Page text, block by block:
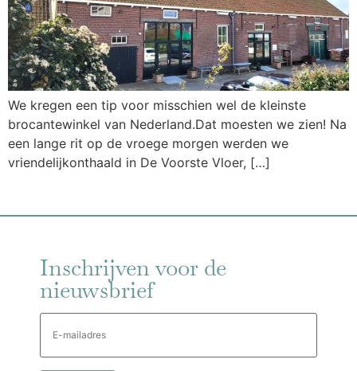
We kregen een tip voor misschien wel de kleinste
brocantewinkel van Nederland.Dat moesten we zien! Na
een lange rit op de vroege morgen werden we
vriendelijkonthaald in De Voorste Vloer, […]
Inschrijven voor de
nieuwsbrief
E-
mailadres